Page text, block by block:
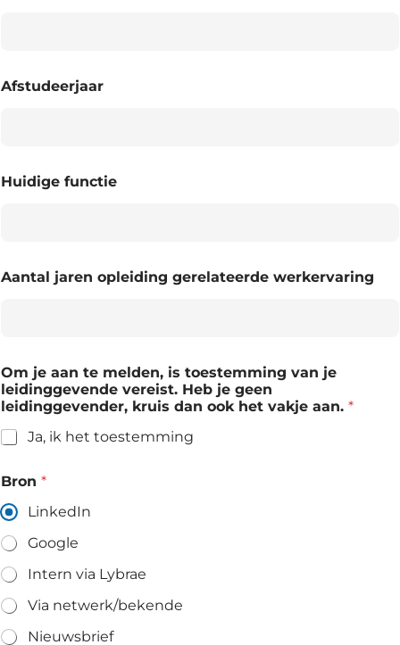
Afstudeerjaar
Huidige functie
Aantal jaren opleiding gerelateerde werkervaring
Om je aan te melden, is toestemming van je
leidinggevende vereist. Heb je geen
leidinggevender, kruis dan ook het vakje aan. *
Ja, ik het toestemming
Bron *
LinkedIn
Google
Intern via Lybrae
Via netwerk/bekende
Nieuwsbrief